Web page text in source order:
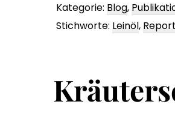
Kategorie: Blog,
Stichworte: Leinöl,